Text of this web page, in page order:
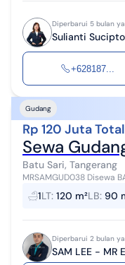
Diperbarui 5 bulan
Sulianti Sucipto
+628187...
Gudang
Rp 120 Juta
Sewa
Batu Sari, Tangerang
MRSAMGUD038 Disewa BARU Gudang Area Batusari Batuceper
Tangerang LT 120 m² (Uk. 6X20) LB 90 m² (Uk. 6X15)
Meter Cor Dalam 250,...
1LT: 120 m²LB: 90
Diperbarui 2 bulan
SAM LEE - MR